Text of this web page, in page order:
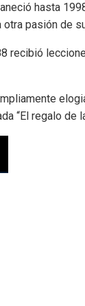
hasta
pasión de
recibió
“El regalo de